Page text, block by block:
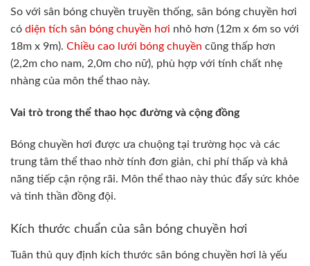
So với sân bóng chuyền truyền thống, sân bóng chuyền hơi
có diện tích sân bóng chuyền hơi nhỏ hơn (12m x 6m so với
18m x 9m). Chiều cao lưới bóng chuyền cũng thấp hơn
(2,2m cho nam, 2,0m cho nữ), phù hợp với tính chất nhẹ
nhàng của môn thể thao này.
Vai trò trong thể thao học đường và cộng đồng
Bóng chuyền hơi được ưa chuộng tại trường học và các
trung tâm thể thao nhờ tính đơn giản, chi phí thấp và khả
năng tiếp cận rộng rãi. Môn thể thao này thúc đẩy sức khỏe
và tinh thần đồng đội.
Kích thước chuẩn của sân bóng chuyền hơi
Tuân thủ quy định kích thước sân bóng chuyền hơi là yếu